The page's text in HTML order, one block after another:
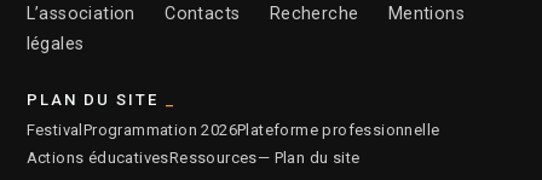
L’association
Contacts Recherche
Mentions
légales
PLAN DU SITE
Festival Programmation 2026Plateforme professionnelle
Actions éducativesRessources— Plan du site